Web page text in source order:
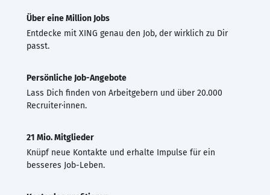
Über eine Million Jobs
Entdecke mit XING genau den Job, der wirklich zu Dir
passt.
Persönliche Job-Angebote
Lass Dich finden von Arbeitgebern und über 20.000
Recruiter·innen.
21 Mio. Mitglieder
Knüpf neue Kontakte und erhalte Impulse für ein
besseres Job-Leben.